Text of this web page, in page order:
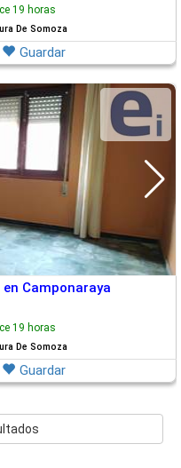
19 horas
De Somoza
Guardar
Camponaraya
19 horas
De Somoza
Guardar